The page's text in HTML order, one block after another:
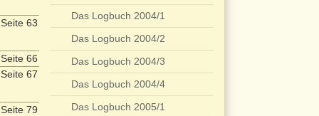
63
66
67
79
Das Logbuch 2004/1
Das Logbuch 2004/2
Das Logbuch 2004/3
Das Logbuch 2004/4
Das Logbuch 2005/1